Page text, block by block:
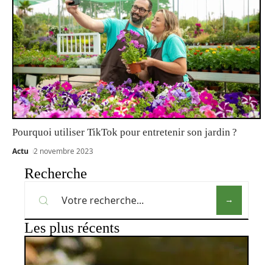
Pourquoi utiliser TikTok pour entretenir son jardin ?
Actu 2 novembre 2023
Recherche
Les plus récents